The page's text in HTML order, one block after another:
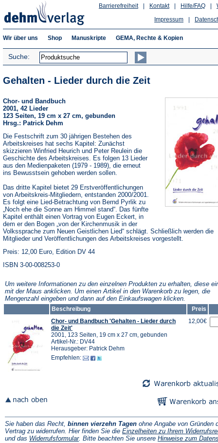
Hilfe/FAQ
Kontakt
Barrierefreiheit
Impressum
Wir über uns Shop Manuskripte GEMA, Rechte & Kopien
Suche:
Gehalten - Lieder durch die Zeit
Chor- und Bandbuch
2001, 42 Lieder
123 Seiten, 19 cm x 27 cm, gebunden
Hrsg.: Patrick Dehm
Die Festschrift zum 30 jährigen Bestehen des
Arbeitskreises hat sechs Kapitel: Zunächst
skizzieren Winfried Heurich und Peter Reulein die
Geschichte des Arbeitskreises. Es folgen 13 Lieder
aus den Medienpaketen (1979 - 1989), die erneut
ins Bewusstsein gehoben werden sollen.
Das dritte Kapitel bietet 29 Erstveröffentlichungen
von Arbeitskreis-Mitgliedern, entstanden 2000/2001.
Es folgt eine Lied-Betrachtung von Bernd Pyrlik zu
„Noch ehe die Sonne am Himmel stand“. Das fünfte
Kapitel enthält einen Vortrag von Eugen Eckert, in
dem er den Bogen „von der Kirchenmusik in der
Volkssprache zum Neuen Geistlichen Lied“ schlägt. Schließlich werden die
Mitglieder und Veröffentlichungen des Arbeitskreises vorgestellt.
Preis: 12,00 Euro, Edition DV 44
ISBN 3-00-008253-0
Um weitere Informationen zu den einzelnen Produkten zu erhalten, diese
mit der Maus anklicken. Um einen Artikel in den Warenkorb zu legen, die
Mengenzahl eingeben und dann auf den Einkaufswagen klicken.
Beschreibung
Preis
Chor- und Bandbuch 'Gehalten - Lieder durch
die Zeit'
2001, 123 Seiten, 19 cm x 27 cm, gebunden
Artikel-Nr.: DV44
Herausgeber: Patrick Dehm
Empfehlen:
12,00€
Sie haben das Recht, binnen vierzehn Tagen ohne Angabe von Gründen
Vertrag zu widerrufen. Hier finden Sie die Einzelheiten zu Ihrem
und das Widerrufsformular(Öffnet
. Bitte beachten Sie unsere Hinweise zum